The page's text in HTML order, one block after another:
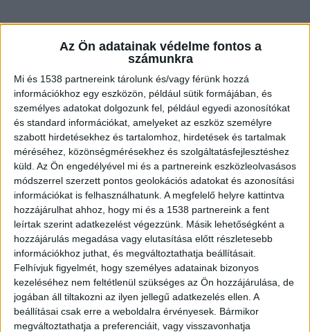
Az Ön adatainak védelme fontos a
számunkra
Mi és 1538 partnereink tárolunk és/vagy férünk hozzá
információkhoz egy eszközön, például sütik formájában, és
személyes adatokat dolgozunk fel, például egyedi azonosítókat
és standard információkat, amelyeket az eszköz személyre
szabott hirdetésekhez és tartalomhoz, hirdetések és tartalmak
méréséhez, közönségmérésekhez és szolgáltatásfejlesztéshez
küld. Az Ön engedélyével mi és a partnereink eszközleolvasásos
módszerrel szerzett pontos geolokációs adatokat és azonosítási
információkat is felhasználhatunk. A megfelelő helyre kattintva
hozzájárulhat ahhoz, hogy mi és a 1538 partnereink a fent
leírtak szerint adatkezelést végezzünk. Másik lehetőségként a
hozzájárulás megadása vagy elutasítása előtt részletesebb
információkhoz juthat, és megváltoztathatja beállításait.
Felhívjuk figyelmét, hogy személyes adatainak bizonyos
kezeléséhez nem feltétlenül szükséges az Ön hozzájárulása, de
jogában áll tiltakozni az ilyen jellegű adatkezelés ellen. A
beállításai csak erre a weboldalra érvényesek. Bármikor
megváltoztathatja a preferenciáit, vagy visszavonhatja
Magasabb nyomású rendszerek és
fokozott biztonság
Az éttermi környezetben alkalmazott gépészeti
rendszerek tervezésekor figyelembe kell vennünk
a megnövekedett víznyomást és a folyamatos
üzemre optimalizált vezetékhálózatot. A
konyhában használt berendezések gyakran
egyidejűleg üzemelnek, ami hatalmas terhelést
ró a vízellátó és szennyvízelvezetési
rendszerekre. Tapasztalataink szerint egy 60-80
fős étterem konyhájában akár 8-10 vízfogyasztó
pont is egyidejűleg működhet csúcsidőszakban,
ami lakóépületeknél elképzelhetetlen terhelést
jelent. A vízszerelési munkálatok során ezért
vastagabb csőátmérőket, nagyobb kapacitású